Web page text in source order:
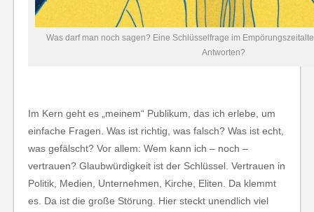
Was darf man noch sagen? Eine Schlüsselfrage im
Antworten?
Im Kern geht es „meinem“ Publikum, das ich erlebe, um
einfache Fragen. Was ist richtig, was falsch? Was ist echt,
was gefälscht? Vor allem: Wem kann ich – noch –
vertrauen? Glaubwürdigkeit ist der Schlüssel. Vertrauen in
Politik, Medien, Unternehmen, Kirche, Eliten. Da klemmt
es. Da ist die große Störung. Hier steckt unendlich viel